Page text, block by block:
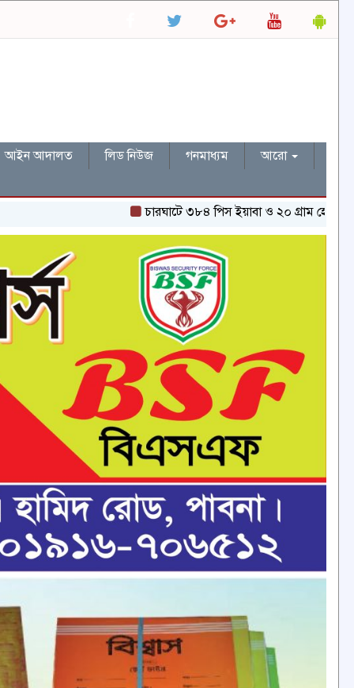
আইন আদালত লিড নিউজ গনমাধ্যম
আরো
চারঘাটে ৩৮৪ পিস ইয়াবা ও ২০ গ্রাম হেরোইনসহ একজন